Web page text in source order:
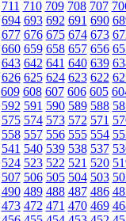
711 710 709 708 707
694 693 692 691 690
677 676 675 674 673
660 659 658 657 656
643 642 641 640 639
626 625 624 623 622
609 608 607 606 605
592 591 590 589 588
575 574 573 572 571
558 557 556 555 554
541 540 539 538 537
524 523 522 521 520
507 506 505 504 503
490 489 488 487 486
473 472 471 470 469